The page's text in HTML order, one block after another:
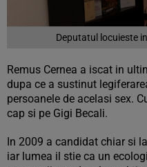
Deputatul locuieste
Remus Cernea a iscat in
dupa ce a sustinut
persoanele de acelasi sex.
cap si pe Gigi Becali.
In 2009 a candidat chiar si
iar lumea il stie ca un